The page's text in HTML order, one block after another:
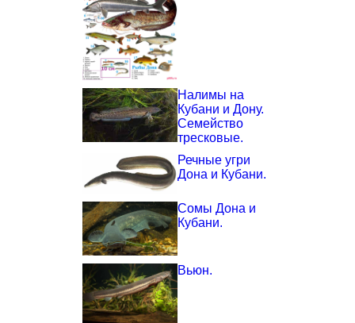
Налимы на
Кубани и Дону.
Семейство
тресковые.
Речные угри
Дона и Кубани.
Сомы Дона и
Кубани.
Вьюн.